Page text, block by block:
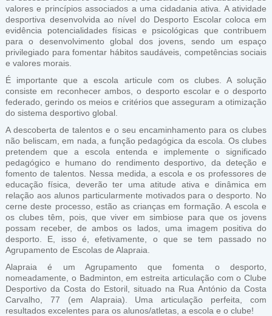
valores e princípios associados a uma cidadania ativa. A atividade
desportiva desenvolvida ao nível do Desporto Escolar coloca em
evidência potencialidades físicas e psicológicas que contribuem
para o desenvolvimento global dos jovens, sendo um espaço
privilegiado para fomentar hábitos saudáveis, competências sociais
e valores morais.
É importante que a escola articule com os clubes. A solução
consiste em reconhecer ambos, o desporto escolar e o desporto
federado, gerindo os meios e critérios que asseguram a otimização
do sistema desportivo global.
A descoberta de talentos e o seu encaminhamento para os clubes
não beliscam, em nada, a função pedagógica da escola. Os clubes
pretendem que a escola entenda e implemente o significado
pedagógico e humano do rendimento desportivo, da deteção e
fomento de talentos. Nessa medida, a escola e os professores de
educação física, deverão ter uma atitude ativa e dinâmica em
relação aos alunos particularmente motivados para o desporto. No
cerne deste processo, estão as crianças em formação. A escola e
os clubes têm, pois, que viver em simbiose para que os jovens
possam receber, de ambos os lados, uma imagem positiva do
desporto. E, isso é, efetivamente, o que se tem passado no
Agrupamento de Escolas de Alapraia.
Alapraia é um Agrupamento que fomenta o desporto,
nomeadamente, o Badminton, em estreita articulação com o Clube
Desportivo da Costa do Estoril, situado na Rua António da Costa
Carvalho, 77 (em Alapraia). Uma articulação perfeita, com
resultados excelentes para os alunos/atletas, a escola e o clube!